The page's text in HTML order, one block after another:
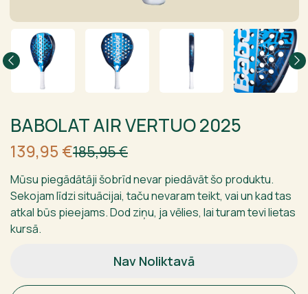
BABOLAT AIR VERTUO 2025
185,95€
Sākotnējā
cena
bija:
185,95 €.
139,95 €
Current
price
is:
139,95 €.
Mūsu piegādātāji šobrīd nevar piedāvāt šo produktu.
Sekojam līdzi situācijai, taču nevaram teikt, vai un kad tas
atkal būs pieejams. Dod ziņu, ja vēlies, lai turam tevi lietas
kursā.
Nav Noliktavā